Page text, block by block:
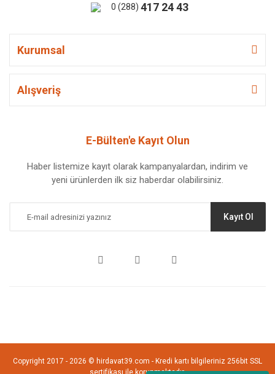
0 (288) 417 24 43
Kurumsal
Alışveriş
E-Bülten'e Kayıt Olun
Haber listemize kayıt olarak kampanyalardan, indirim ve
yeni ürünlerden ilk siz haberdar olabilirsiniz.
Kayıt Ol
Copyright 2017 - 2026 © hirdavat39.com - Kredi kartı bilgileriniz 256bit SSL
sertifikası ile korunmaktadır.